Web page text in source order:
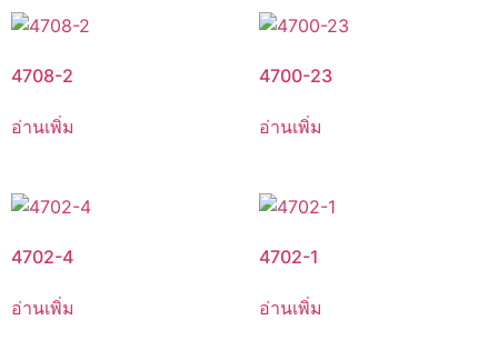
4708-2
อ่านเพิ่ม
4700-23
อ่านเพิ่ม
4702-4
อ่านเพิ่ม
4702-1
อ่านเพิ่ม